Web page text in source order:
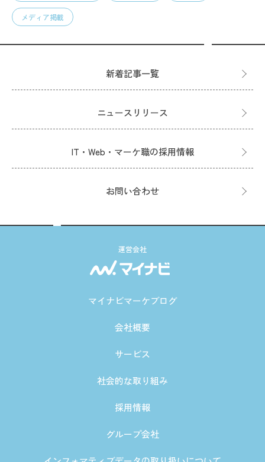
メディア掲載
新着記事一覧
ニュースリリース
IT・Web・マーケ職の採用情報
お問い合わせ
運営会社
マイナビマーケブログ
会社概要
サービス
社会的な取り組み
採用情報
グループ会社